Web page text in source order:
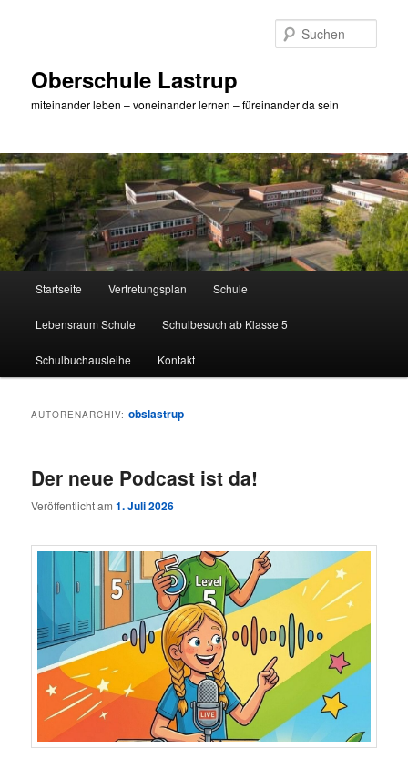
Oberschule Lastrup
miteinander leben – voneinander lernen – füreinander da sein
Startseite Vertretungsplan Schule
Lebensraum Schule Schulbesuch ab Klasse 5
Schulbuchausleihe Kontakt
AUTORENARCHIV:obslastrup
Der neue Podcast ist da!
Veröffentlicht am1. Juli 2026